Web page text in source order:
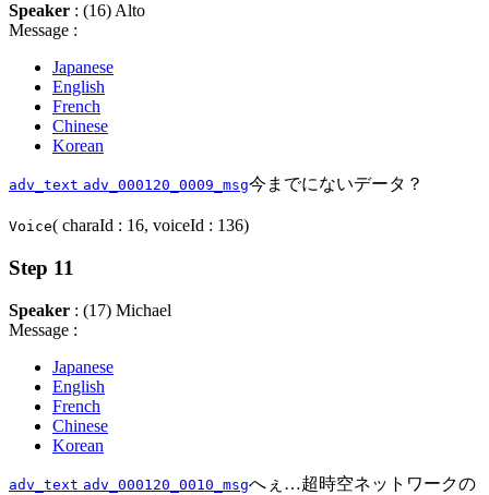
Speaker : (16) Alto
Message :
Japanese
English
French
Chinese
Korean
adv_text adv_000120_0009_msg今までにないデータ？
Voice( charaId : 16, voiceId : 136)
Step 11
Speaker : (17) Michael
Message :
Japanese
English
French
Chinese
Korean
adv_text adv_000120_0010_msgへぇ…超時空ネットワークの